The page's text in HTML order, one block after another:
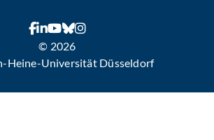
© 2026
Heine-Universität Düsseldorf